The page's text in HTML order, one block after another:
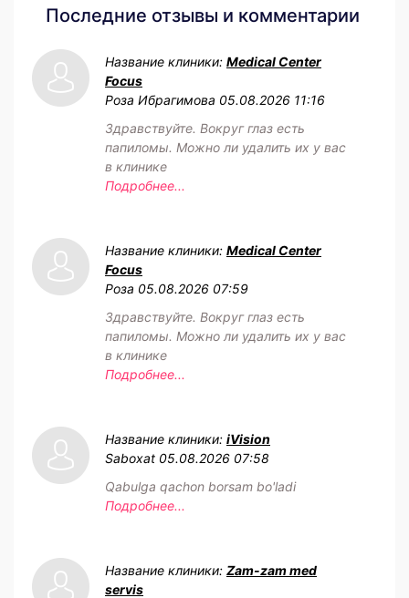
Последние отзывы и комментарии
Название клиники: Medical Center
Focus
Роза Ибрагимова 05.08.2026 11:16
Здравствуйте. Вокруг глаз есть
папиломы. Можно ли удалить их у вас
в клинике
Подробнее...
Название клиники: Medical Center
Focus
Роза 05.08.2026 07:59
Здравствуйте. Вокруг глаз есть
папиломы. Можно ли удалить их у вас
в клинике
Подробнее...
Название клиники: iVision
Saboxat 05.08.2026 07:58
Qabulga qachon borsam bo'ladi
Подробнее...
Название клиники: Zam-zam med
servis